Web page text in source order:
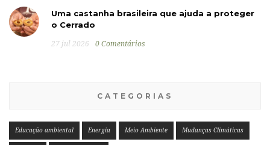
Uma castanha brasileira que ajuda a proteger
o Cerrado
27 jul 2026 0 Comentários
CATEGORIAS
Educação ambiental Energia Meio Ambiente Mudanças Climáticas